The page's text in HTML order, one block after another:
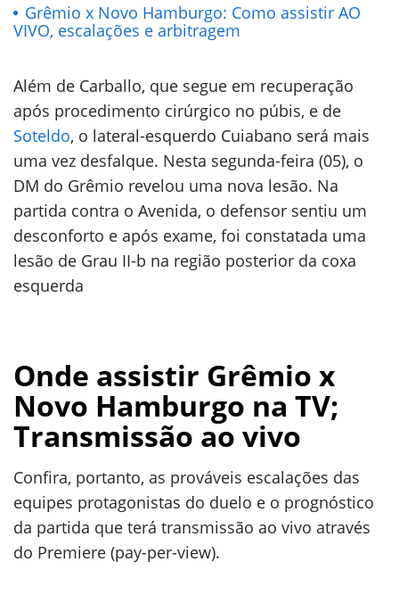
Grêmio x Novo Hamburgo: Como assistir AO
VIVO, escalações e arbitragem
Além de Carballo, que segue em recuperação
após procedimento cirúrgico no púbis, e de
Soteldo, o lateral-esquerdo Cuiabano será mais
uma vez desfalque. Nesta segunda-feira (05), o
DM do Grêmio revelou uma nova lesão. Na
partida contra o Avenida, o defensor sentiu um
desconforto e após exame, foi constatada uma
lesão de Grau II-b na região posterior da coxa
esquerda
Onde assistir Grêmio x
Novo Hamburgo na TV;
Transmissão ao vivo
Confira, portanto, as prováveis escalações das
equipes protagonistas do duelo e o prognóstico
da partida que terá transmissão ao vivo através
do Premiere (pay-per-view).